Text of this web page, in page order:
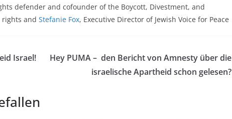
defender and cofounder of the Boycott, Divestment, and
rights and Stefanie Fox, Executive Director of Jewish Voice for Peace
Israel!
Hey PUMA – den Bericht von Amnesty über die
israelische Apartheid schon gelesen?